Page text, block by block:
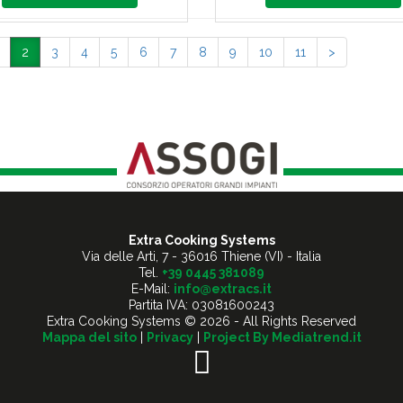
2 3 4 5 6 7 8 9 10 11 >
Extra Cooking Systems
Via delle Arti, 7 - 36016 Thiene (VI) - Italia
Tel. +39 0445 381089
E-Mail: info@extracs.it
Partita IVA: 03081600243
Extra Cooking Systems © 2026 - All Rights Reserved
Mappa del sito| Privacy| Project By Mediatrend.it